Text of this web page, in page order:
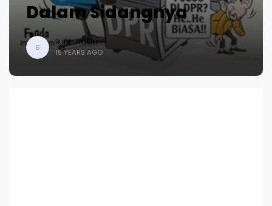
Dalam Sidangnya
B
BUDI UTOMO
15 YEARS AGO